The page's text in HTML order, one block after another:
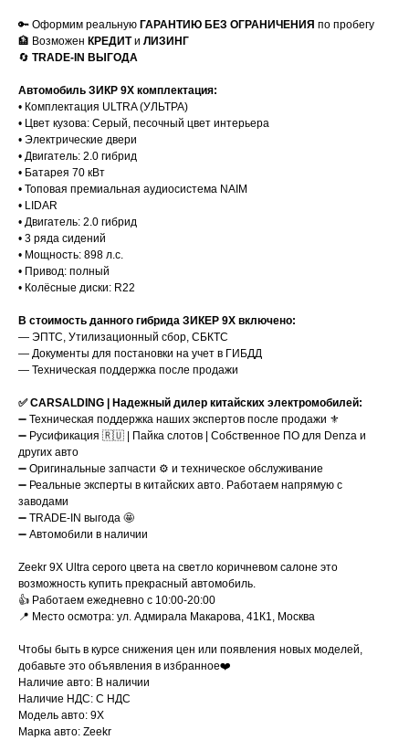
🔑 Оформим реальную ГАРАНТИЮ БЕЗ ОГРАНИЧЕНИЯ по пробегу
🏦 Возможен КРЕДИТи ЛИЗИНГ
🔄 TRADE-IN ВЫГОДА
Автомобиль ЗИКР 9Х комплектация:
•⁠ ⁠Комплектация ULTRA (УЛЬТРА)
•⁠ ⁠Цвет кузова: Серый, песочный цвет интерьера
•⁠ ⁠Электрические двери
•⁠ ⁠Двигатель: 2.0 гибрид
•⁠ ⁠Батарея 70 кВт
•⁠ ⁠Топовая премиальная аудиосистема NAIM
•⁠ ⁠LIDAR
•⁠ ⁠Двигатель: 2.0 гибрид
•⁠ ⁠3 ряда сидений
•⁠ ⁠Мощность: 898 л.с.
•⁠ ⁠Привод: полный
•⁠ ⁠Колёсные диски: R22
В стоимость данного гибрида ЗИКЕР 9Х включено:
— ЭПТС, Утилизационный сбор, СБКТС
— Документы для постановки на учет в ГИБДД
— Техническая поддержка после продажи
✅ CARSALDING | Надежный дилер китайских электромобилей:
➖ Техническая поддержка наших экспертов после продажи ⚜️
➖ Русификация 🇷🇺 | Пайка слотов | Собственное ПО для Denza и
других авто
➖ Оригинальные запчасти ⚙️ и техническое обслуживание
➖ Реальные эксперты в китайских авто. Работаем напрямую с
заводами
➖ TRADE-IN выгода 🤩
➖ Автомобили в наличии
Zeekr 9X Ultra серого цвета на светло коричневом салоне это
возможность купить прекрасный автомобиль.
👍 Работаем ежедневно с 10:00-20:00
📍 Место осмотра: ул. Адмирала Макарова, 41К1, Москва
Чтобы быть в курсе снижения цен или появления новых моделей,
добавьте это объявления в избранное❤️
Наличие авто: В наличии
Наличие НДС: С НДС
Модель авто: 9X
Марка авто: Zeekr